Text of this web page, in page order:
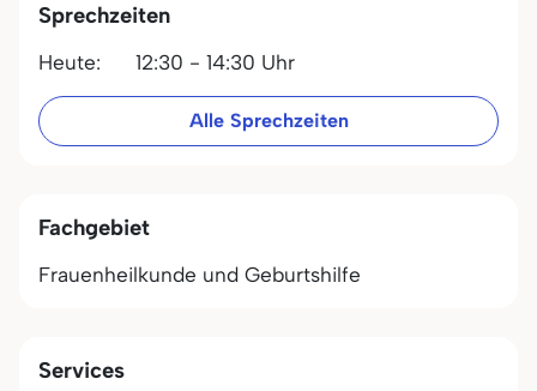
Sprechzeiten
Heute: 12:30 - 14:30 Uhr
Alle Sprechzeiten
Fachgebiet
Frauenheilkunde und Geburtshilfe
Services